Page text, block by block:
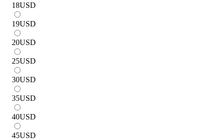
18USD
19USD
20USD
25USD
30USD
35USD
40USD
45USD